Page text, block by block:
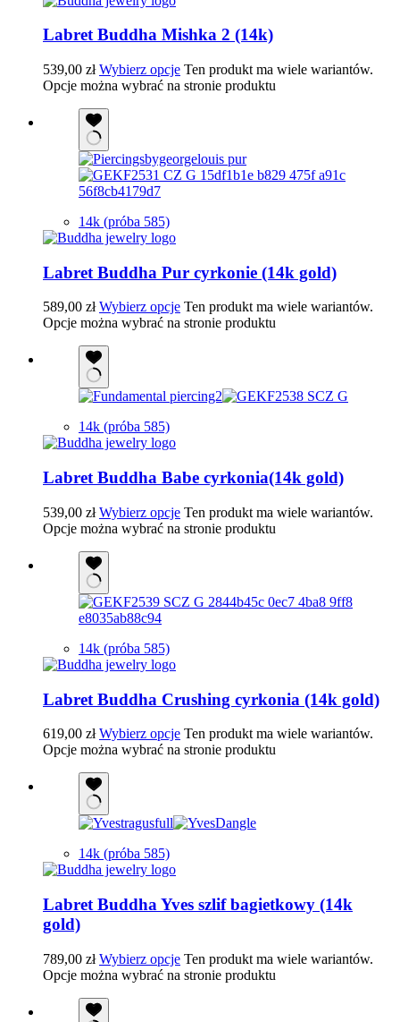
Labret Buddha Mishka 2 (14k)
539,00 zł Wybierz opcje Ten produkt ma wiele wariantów.
Opcje można wybrać na stronie produktu
14k (próba 585)
Labret Buddha Pur cyrkonie (14k gold)
589,00 zł Wybierz opcje Ten produkt ma wiele wariantów.
Opcje można wybrać na stronie produktu
14k (próba 585)
Labret Buddha Babe cyrkonia(14k gold)
539,00 zł Wybierz opcje Ten produkt ma wiele wariantów.
Opcje można wybrać na stronie produktu
14k (próba 585)
Labret Buddha Crushing cyrkonia (14k gold)
619,00 zł Wybierz opcje Ten produkt ma wiele wariantów.
Opcje można wybrać na stronie produktu
14k (próba 585)
Labret Buddha Yves szlif bagietkowy (14k
gold)
789,00 zł Wybierz opcje Ten produkt ma wiele wariantów.
Opcje można wybrać na stronie produktu